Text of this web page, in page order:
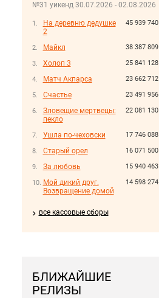
№31 уикенд 30.07.2026 - 02.08.2026
45 939 740
На деревню дедушке
2
38 387 809
Майкл
25 841 128
Холоп 3
23 662 712
Матч Акпарса
23 491 956
Счастье
22 081 130
Зловещие мертвецы:
пекло
17 746 088
Ушла по-чеховски
16 071 500
Старый орел
15 940 463
За любовь
14 598 274
Мой дикий друг.
Возвращение домой
все кассовые сборы
БЛИЖАЙШИЕ
РЕЛИЗЫ